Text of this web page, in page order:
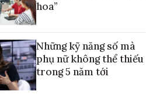
hoa”
Những kỹ năng số mà
phụ nữ không thể thiếu
trong 5 năm tới